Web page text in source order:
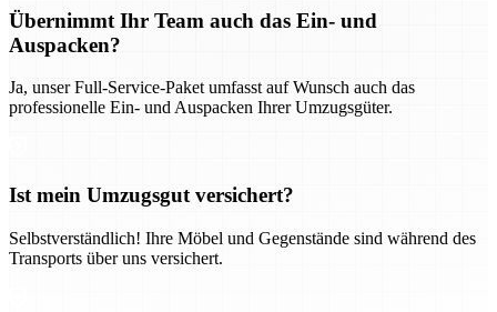
Übernimmt Ihr Team auch das Ein- und
Auspacken?
Ja, unser Full-Service-Paket umfasst auf Wunsch auch das
professionelle Ein- und Auspacken Ihrer Umzugsgüter.
Ist mein Umzugsgut versichert?
Selbstverständlich! Ihre Möbel und Gegenstände sind während des
Transports über uns versichert.